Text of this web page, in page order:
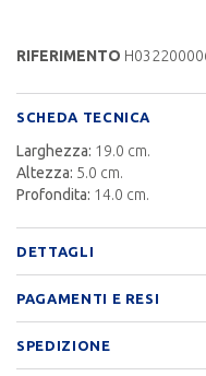
RIFERIMENTO
SCHEDA TECNICA
Larghezza: 19.0 cm.
Altezza: 5.0 cm.
Profondita: 14.0 cm.
DETTAGLI
PAGAMENTI E RESI
SPEDIZIONE